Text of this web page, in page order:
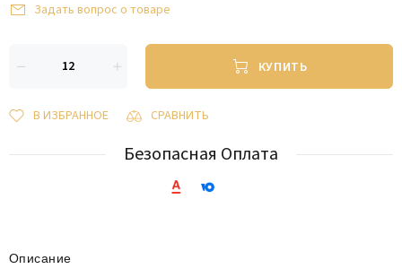
Задать вопрос о товаре
КУПИТЬ
В ИЗБРАННОЕ СРАВНИТЬ
Безопасная Оплата
Описание